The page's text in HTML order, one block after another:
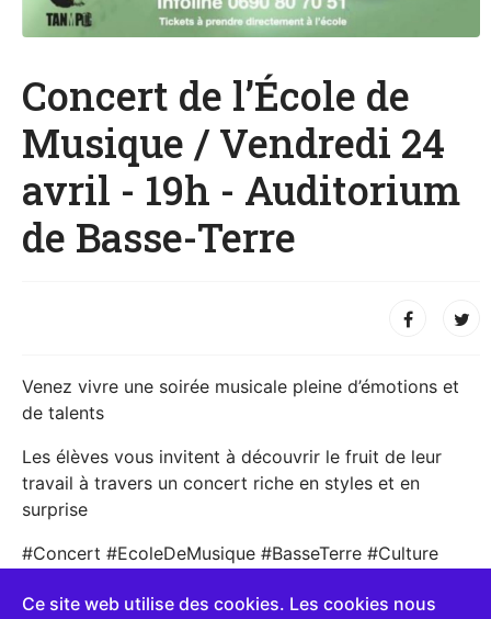
Concert de l’École de
Musique / Vendredi 24
avril - 19h - Auditorium
de Basse-Terre
Venez vivre une soirée musicale pleine d’émotions et
de talents
Les élèves vous invitent à découvrir le fruit de leur
travail à travers un concert riche en styles et en
surprise
#Concert #EcoleDeMusique #BasseTerre #Culture
#Villeactiveetsportive
Ce site web utilise des cookies. Les cookies nous